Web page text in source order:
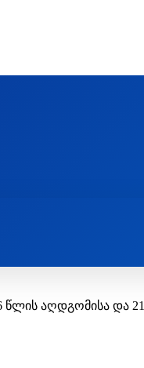
წლის აღდგომისა და